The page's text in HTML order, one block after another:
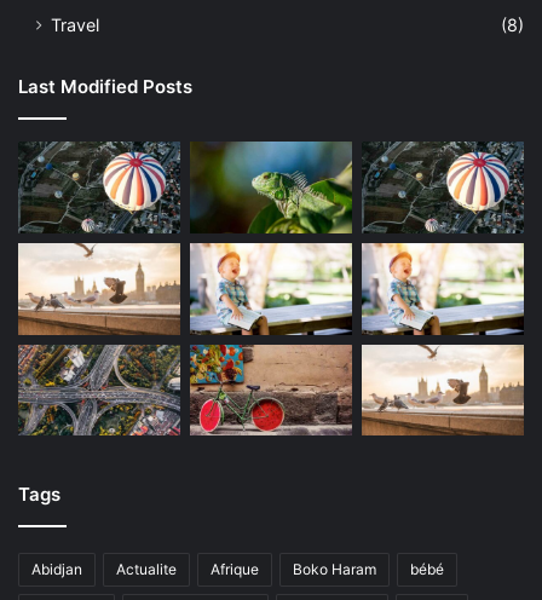
Travel
(8)
Last Modified Posts
Tags
Abidjan Actualite Afrique Boko Haram bébé